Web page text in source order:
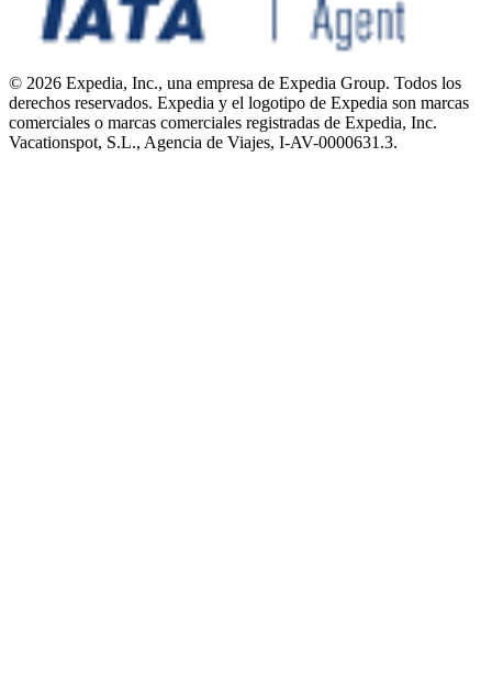
© 2026 Expedia, Inc., una empresa de Expedia Group. Todos los
derechos reservados. Expedia y el logotipo de Expedia son marcas
comerciales o marcas comerciales registradas de Expedia, Inc.
Vacationspot, S.L., Agencia de Viajes, I-AV-0000631.3.